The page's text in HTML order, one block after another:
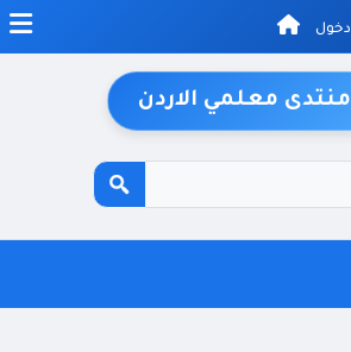
دخول
منتدى معلمي الاردن